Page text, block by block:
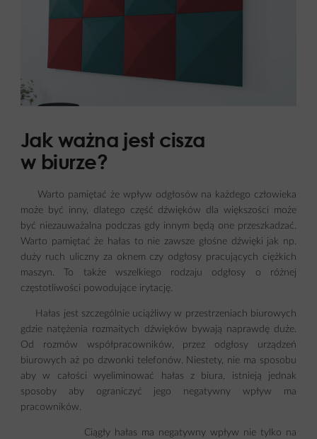
Jak ważna jest cisza
w biurze?
Warto pamiętać że wpływ odgłosów na każdego człowieka
może być inny, dlatego część dźwięków dla większości może
być niezauważalna podczas gdy innym będą one przeszkadzać.
Warto pamiętać że hałas to nie zawsze głośne dźwięki jak np.
duży ruch uliczny za oknem czy odgłosy pracujących ciężkich
maszyn. To także wszelkiego rodzaju odgłosy o różnej
częstotliwości powodujące irytację.
Hałas jest szczególnie uciążliwy w przestrzeniach biurowych
gdzie natężenia rozmaitych dźwięków bywają naprawdę duże.
Od rozmów współpracowników, przez odgłosy urządzeń
biurowych aż po dzwonki telefonów. Niestety, nie ma sposobu
aby w całości wyeliminować hałas z biura, istnieją jednak
sposoby aby ograniczyć jego negatywny wpływ ma
pracowników.
Ciągły hałas ma negatywny wpływ nie tylko na